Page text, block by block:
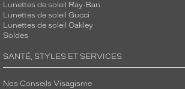
Lunettes de soleil Ray-Ban
Lunettes de soleil Gucci
Lunettes de soleil Oakley
Soldes
SANTÉ, STYLES ET SERVICES
Nos Conseils Visagisme